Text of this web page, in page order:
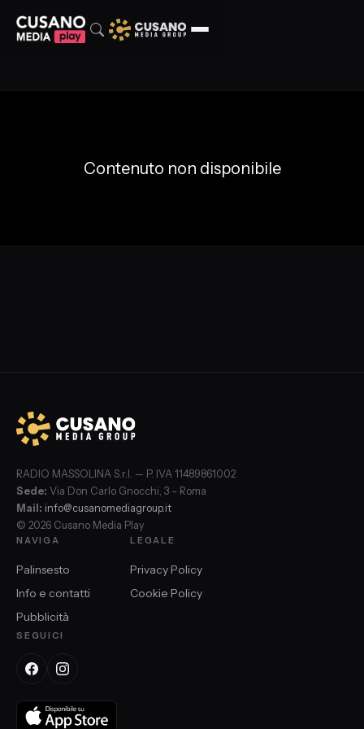
Contenuto non disponibile
RADIO MASSOLINA S.r.l. — P. IVA 11489861002
Sede: Via Don Carlo Gnocchi, 3 – Roma
Mail: info@cusanomediagroup.it
© 2026 Cusano Media Play
NAVIGA
Palinsesto
Info e contatti
Pubblicità
LEGALE
Privacy Policy
Cookie Policy
SEGUICI